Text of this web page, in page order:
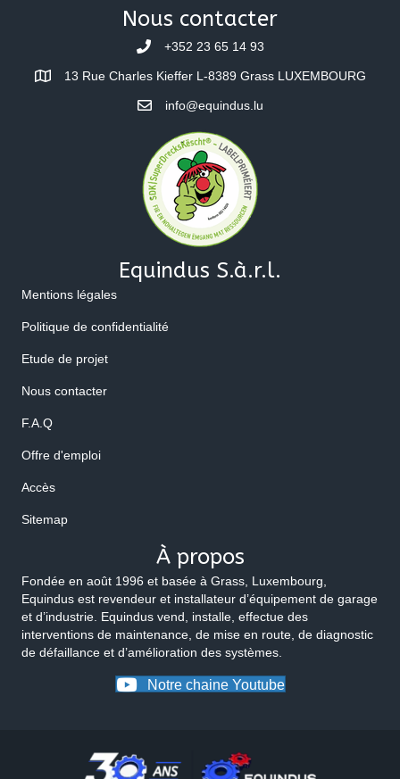
Nous contacter
+352 23 65 14 93
13 Rue Charles Kieffer L-8389 Grass LUXEMBOURG
info@equindus.lu
Equindus S.à.r.l.
Mentions légales
Politique de confidentialité
Etude de projet
Nous contacter
F.A.Q
Offre d'emploi
Accès
Sitemap
À propos
Fondée en août 1996 et basée à Grass, Luxembourg,
Equindus est revendeur et installateur d’équipement de garage
et d’industrie. Equindus vend, installe, effectue des
interventions de maintenance, de mise en route, de diagnostic
de défaillance et d’amélioration des systèmes.
Notre chaine Youtube